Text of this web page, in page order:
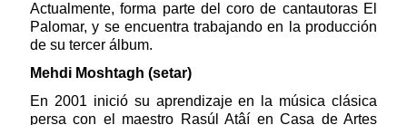
Actualmente, forma parte del coro de cantautoras El
Palomar, y se encuentra trabajando en la producción
de su tercer álbum.
Mehdi Moshtagh (setar)
En 2001 inició su aprendizaje en la música clásica
persa con el maestro Rasúl Atâí en Casa de Artes